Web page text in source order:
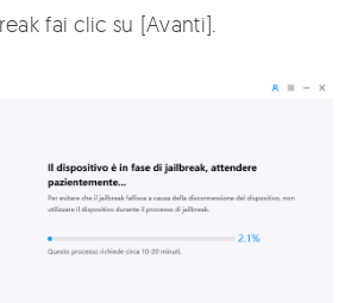
fai clic su [Avanti].